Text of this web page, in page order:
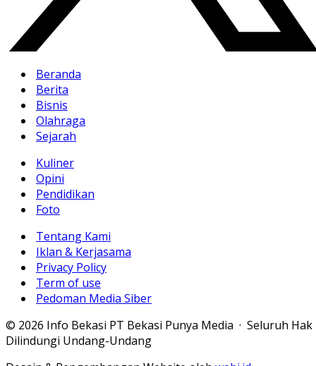
Beranda
Berita
Bisnis
Olahraga
Sejarah
Kuliner
Opini
Pendidikan
Foto
Tentang Kami
Iklan & Kerjasama
Privacy Policy
Term of use
Pedoman Media Siber
© 2026 Info Bekasi PT Bekasi Punya Media · Seluruh Hak
Dilindungi Undang-Undang